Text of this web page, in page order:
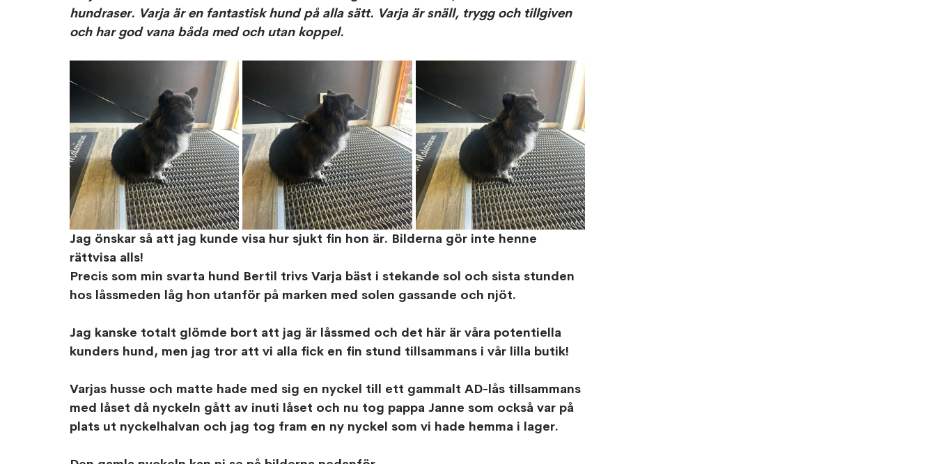
hundraser. Varja är en fantastisk hund på alla sätt. Varja är snäll, trygg och tillgiven
och har god vana båda med och utan koppel.
Jag önskar så att jag kunde visa hur sjukt fin hon är. Bilderna gör inte henne
rättvisa alls!
Precis som min svarta hund Bertil trivs Varja bäst i stekande sol och sista stunden
hos låssmeden låg hon utanför på marken med solen gassande och njöt.
Jag kanske totalt glömde bort att jag är låssmed och det här är våra potentiella
kunders hund, men jag tror att vi alla fick en fin stund tillsammans i vår lilla butik!
Varjas husse och matte hade med sig en nyckel till ett gammalt AD-lås tillsammans
med låset då nyckeln gått av inuti låset och nu tog pappa Janne som också var på
plats ut nyckelhalvan och jag tog fram en ny nyckel som vi hade hemma i lager.